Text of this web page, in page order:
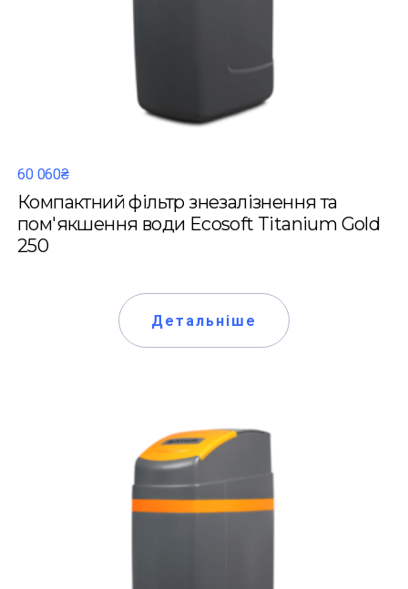
60 060₴
Компактний фільтр знезалізнення та
пом'якшення води Ecosoft Titanium Gold
250
Детальніше